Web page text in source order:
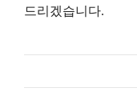
드리겠습니다.